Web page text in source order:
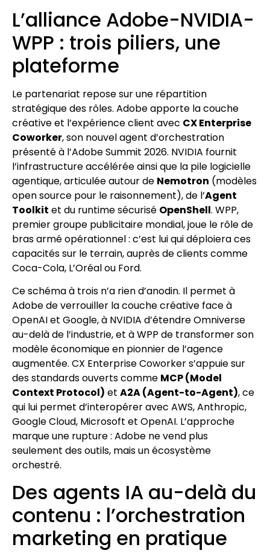
L’alliance Adobe-NVIDIA-
WPP : trois piliers, une
plateforme
Le partenariat repose sur une répartition
stratégique des rôles. Adobe apporte la couche
créative et l’expérience client avec CX Enterprise
Coworker, son nouvel agent d’orchestration
présenté à l’Adobe Summit 2026. NVIDIA fournit
l’infrastructure accélérée ainsi que la pile logicielle
agentique, articulée autour de Nemotron (modèles
open source pour le raisonnement), de l’Agent
Toolkit et du runtime sécurisé OpenShell. WPP,
premier groupe publicitaire mondial, joue le rôle de
bras armé opérationnel : c’est lui qui déploiera ces
capacités sur le terrain, auprès de clients comme
Coca-Cola, L’Oréal ou Ford.
Ce schéma à trois n’a rien d’anodin. Il permet à
Adobe de verrouiller la couche créative face à
OpenAI et Google, à NVIDIA d’étendre Omniverse
au-delà de l’industrie, et à WPP de transformer son
modèle économique en pionnier de l’agence
augmentée. CX Enterprise Coworker s’appuie sur
des standards ouverts comme MCP (Model
Context Protocol) et A2A (Agent-to-Agent), ce
qui lui permet d’interopérer avec AWS, Anthropic,
Google Cloud, Microsoft et OpenAI. L’approche
marque une rupture : Adobe ne vend plus
seulement des outils, mais un écosystème
orchestré.
Des agents IA au-delà du
contenu : l’orchestration
marketing en pratique